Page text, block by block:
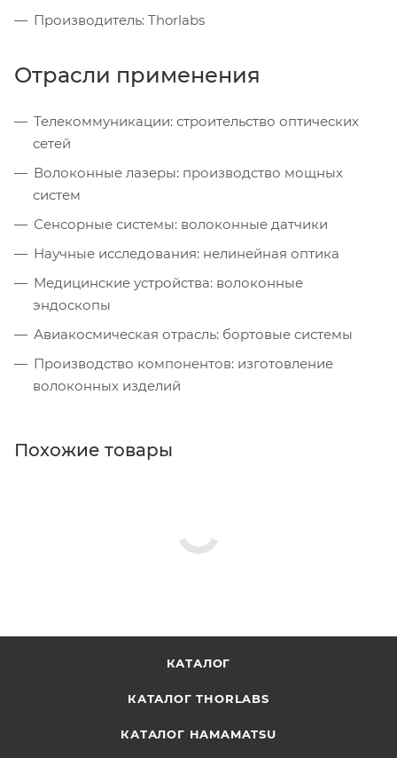
Производитель: Thorlabs
Отрасли применения
Телекоммуникации: строительство оптических
сетей
Волоконные лазеры: производство мощных
систем
Сенсорные системы: волоконные датчики
Научные исследования: нелинейная оптика
Медицинские устройства: волоконные
эндоскопы
Авиакосмическая отрасль: бортовые системы
Производство компонентов: изготовление
волоконных изделий
Похожие товары
КАТАЛОГ
КАТАЛОГ THORLABS
КАТАЛОГ HAMAMATSU